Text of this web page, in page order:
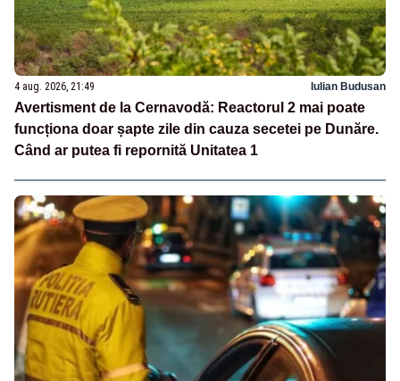
4 aug. 2026, 21:49 Iulian Budusan
Avertisment de la Cernavodă: Reactorul 2 mai poate
funcționa doar șapte zile din cauza secetei pe Dunăre.
Când ar putea fi repornită Unitatea 1